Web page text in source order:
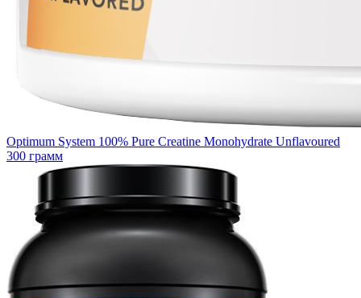
Optimum System 100% Pure Creatine Monohydrate Unflavoured
300 грамм